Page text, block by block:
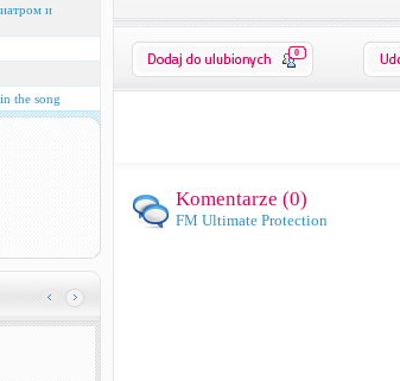
и
the song
0
Komentarze (0)
FM Ultimate Protection